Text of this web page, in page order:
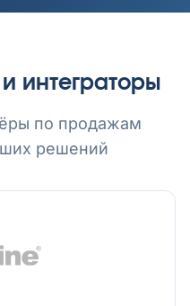
интеграторы
по продажам
решений